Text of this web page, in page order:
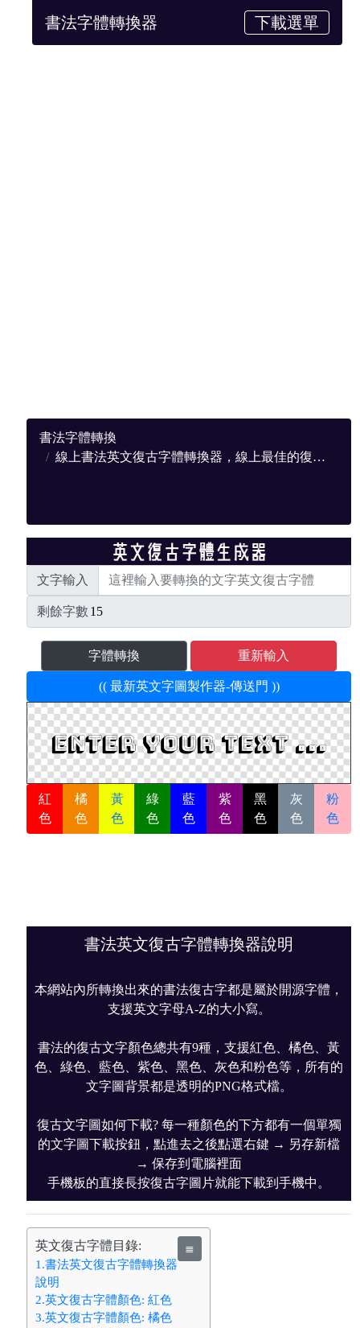
書法字體轉換器 下載選單
書法字體轉換
線上書法英文復古字體轉換器，線上最佳的復古轉換網站
文字輸入
剩餘字數
字體轉換 重新輸入
(( 最新英文字圖製作器-傳送門 ))
紅
色
橘
色
黃
色
綠
色
藍
色
紫
色
黑
色
灰
色
粉
色
書法英文復古字體轉換器說明
本網站內所轉換出來的書法復古字都是屬於開源字體，
支援英文字母A-Z的大小寫。
書法的復古文字顏色總共有9種，支援紅色、橘色、黃
色、綠色、藍色、紫色、黑色、灰色和粉色等，所有的
文字圖背景都是透明的PNG格式檔。
復古文字圖如何下載? 每一種顏色的下方都有一個單獨
的文字圖下載按鈕，點進去之後點選右鍵 → 另存新檔
→ 保存到電腦裡面
手機板的直接長按復古字圖片就能下載到手機中。
英文復古字體目錄: ≣
1.書法英文復古字體轉換器
說明
2.英文復古字體顏色: 紅色
3.英文復古字體顏色: 橘色